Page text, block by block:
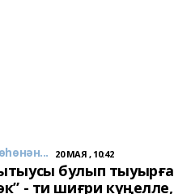
20 МАЯ , 10:42
булып тыуырға
- ти шиғри күңелле,